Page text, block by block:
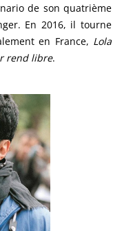
de son quatrième
En 2016, il tourne
en France, Lola
rend libre.